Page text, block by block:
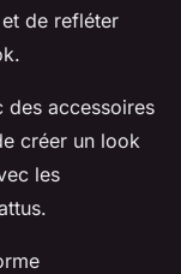
de refléter
des accessoires
créer un look
les